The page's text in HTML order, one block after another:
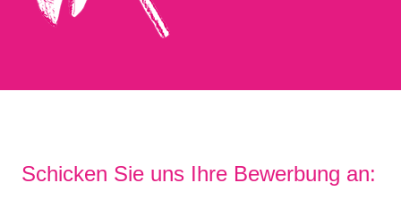
Schicken Sie uns Ihre Bewerbung an: